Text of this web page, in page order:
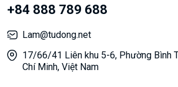
+84 888 789 688
Lam@tudong.net
17/66/41 Liên khu 5-6, Phường Bình
Chí Minh, Việt Nam